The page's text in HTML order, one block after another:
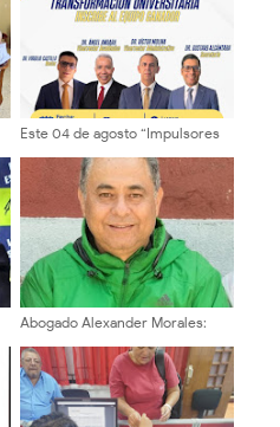
Este 04 de agosto “Impulsores
Universitaria” formalizará
inscripción del equipo rectoral
Abogado Alexander Morales:
Urgente superar el modelo
Centralizado del Estado
Comunal"